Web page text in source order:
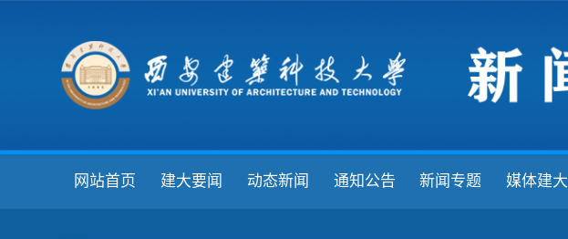
网站首页 建大要闻 动态新闻 通知公告 新闻专题 媒体建大